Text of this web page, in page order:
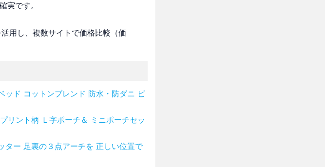
実です。
用し、複数サイトで価格比較（価
ド コットンブレンド 防水・防ダニ ピ
リント柄 Ｌ字ポーチ＆ ミニポーチセッ
ー 足裏の３点アーチを 正しい位置で